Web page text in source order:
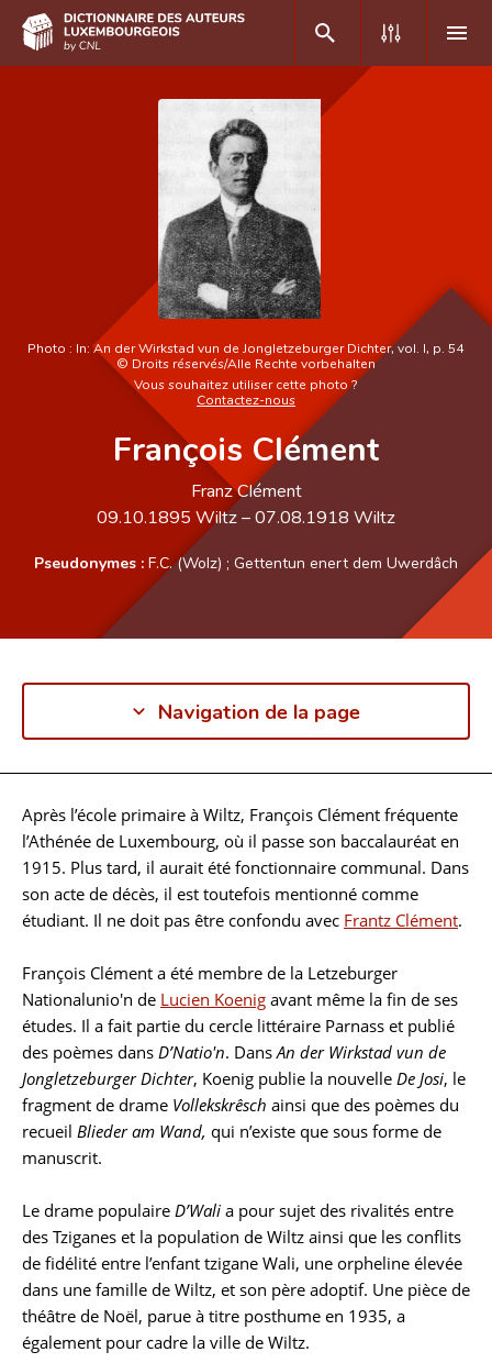
Recherche avancée
Foire aux questions
Équipe scientifique
Photo : In: An der Wirkstad vun de Jongletzeburger Dichter, vol. I, p. 54
© Droits réservés/Alle Rechte vorbehalten
Vous souhaitez utiliser cette photo ?
Contactez-nous
François Clément
Franz Clément
09.10.1895 Wiltz–07.08.1918 Wiltz
Pseudonymes : F.C. (Wolz) ; Gettentun enert dem Uwerdâch
Navigation de la page
Biographie
Après l’école primaire à Wiltz, François Clément fréquente
l’Athénée de Luxembourg, où il passe son baccalauréat en
1915. Plus tard, il aurait été fonctionnaire communal. Dans
son acte de décès, il est toutefois mentionné comme
étudiant. Il ne doit pas être confondu avec Frantz Clément.
François Clément a été membre de la Letzeburger
Nationalunio'n de Lucien Koenig avant même la fin de ses
études. Il a fait partie du cercle littéraire Parnass et publié
des poèmes dans D’Natio'n. DansAn der Wirkstad vun de
Jongletzeburger Dichter, Koenig publie la nouvelle De Josi, le
fragment de drame Vollekskrêsch ainsi que des poèmes du
recueil Blieder am Wand, qui n’existe que sous forme de
manuscrit.
Le drame populaire D’Wali a pour sujet des rivalités entre
des Tziganes et la population de Wiltz ainsi que les conflits
de fidélité entre l’enfant tzigane Wali, une orpheline élevée
dans une famille de Wiltz, et son père adoptif. Une pièce de
théâtre de Noël, parue à titre posthume en 1935, a
également pour cadre la ville de Wiltz.